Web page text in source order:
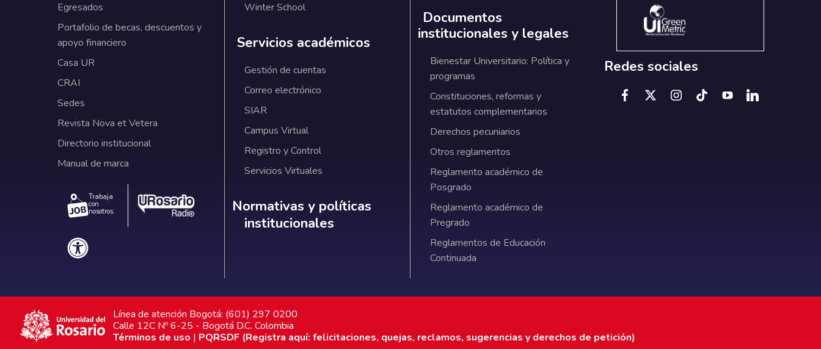
Egresados
Portafolio de becas, descuentos y
apoyo financiero
Casa UR
CRAI
Sedes
Revista Nova et Vetera
Directorio institucional
Manual de marca
Trabaja
con
nosotros.
Winter School
Servicios académicos
Gestión de cuentas
Correo electrónico
SIAR
Campus Virtual
Registro y Control
Servicios Virtuales
Normativas y políticas institucionales
Normativas y políticas
institucionales
Documentos
institucionales y legales
Bienestar Universitario: Política y
programas
Constituciones, reformas y
estatutos complementarios
Derechos pecuniarios
Otros reglamentos
Reglamento académico de
Posgrado
Reglamento académico de
Pregrado
Reglamentos de Educación
Continuada
Redes sociales
Línea de atención Bogotá: (601) 297 0200
Calle 12C Nº 6-25 - Bogotá D.C. Colombia
Términos de uso | PQRSDF (Registra aquí: felicitaciones, quejas, reclamos, sugerencias y derechos de petición)